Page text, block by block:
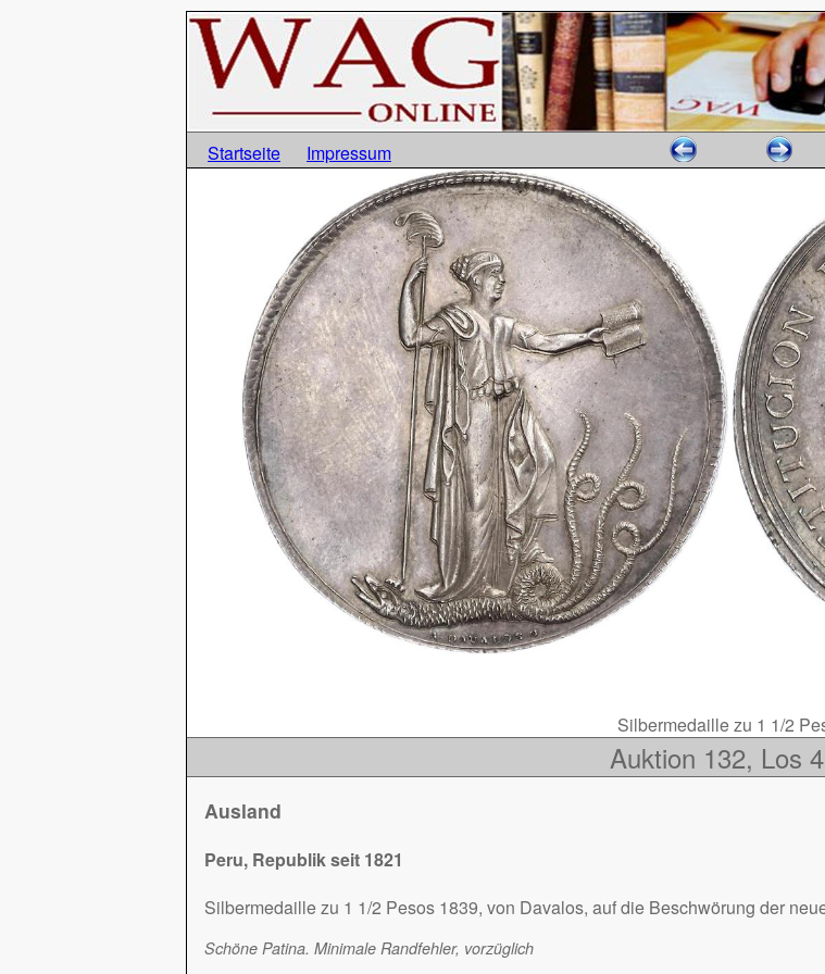
Startseite Impressum
Silbermedaille zu 1 1/2
Auktion 132, Los
Ausland
Peru, Republik seit 1821
Silbermedaille zu 1 1/2 Pesos 1839, von Davalos, auf die Beschwörung der
Schöne Patina. Minimale Randfehler, vorzüglich